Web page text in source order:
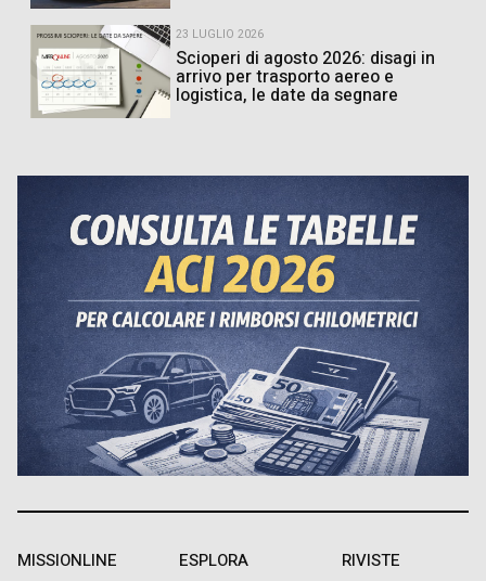
23 LUGLIO 2026
Scioperi di agosto 2026: disagi in
arrivo per trasporto aereo e
logistica, le date da segnare
MISSIONLINE ESPLORA RIVISTE